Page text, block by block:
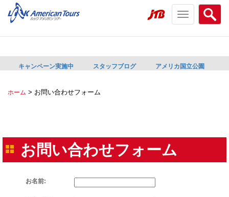
Search
menu
Toggle
navigation
キャンペーン実施中 スタッフブログ アメリカ国立公園
ホーム > お問い合わせフォーム
お問い合わせフォーム
お名前: